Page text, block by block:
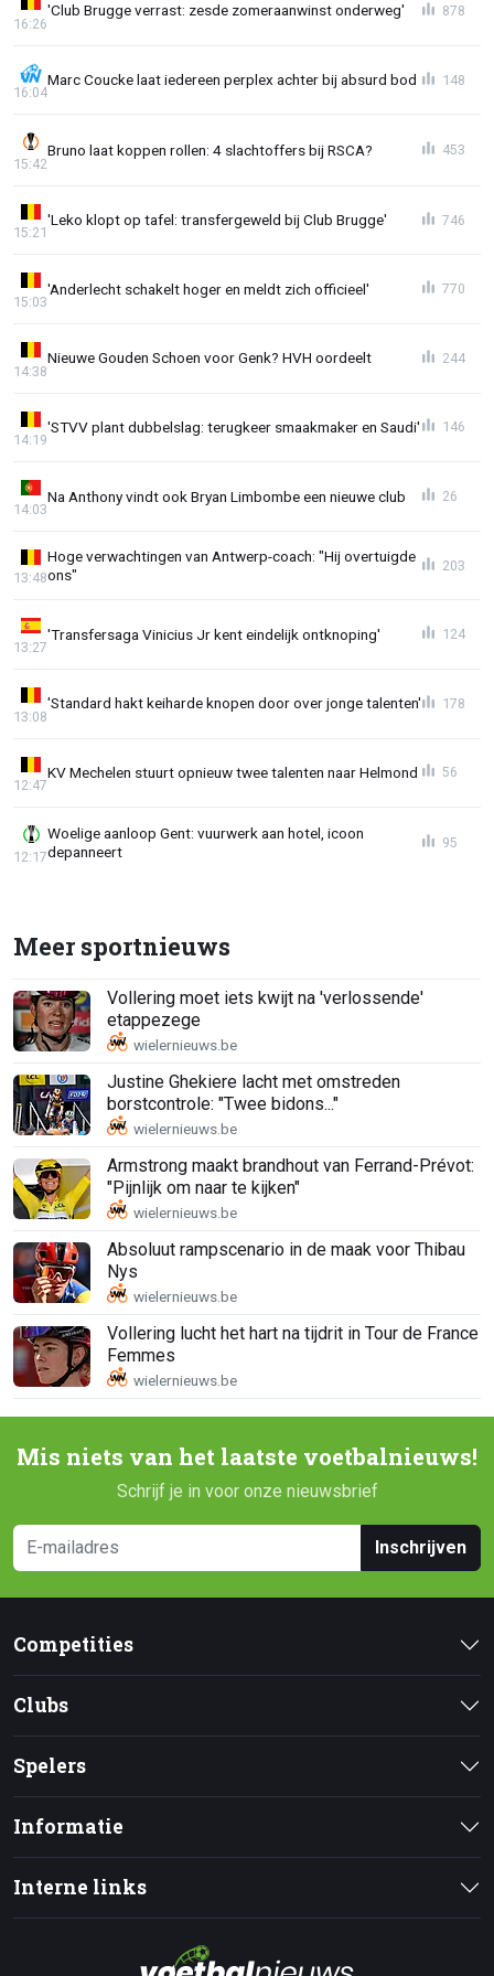
'Club Brugge verrast: zesde zomeraanwinst onderweg'
16:26
878
Marc Coucke laat iedereen perplex achter bij absurd bod
16:04
148
Bruno laat koppen rollen: 4 slachtoffers bij RSCA?
15:42
453
'Leko klopt op tafel: transfergeweld bij Club Brugge'
15:21
746
'Anderlecht schakelt hoger en meldt zich officieel'
15:03
770
Nieuwe Gouden Schoen voor Genk? HVH oordeelt
14:38
244
'STVV plant dubbelslag: terugkeer smaakmaker en Saudi'
14:19
146
Na Anthony vindt ook Bryan Limbombe een nieuwe club
14:03
26
Hoge verwachtingen van Antwerp-coach: "Hij overtuigde
ons"
13:48
203
'Transfersaga Vinicius Jr kent eindelijk ontknoping'
13:27
124
'Standard hakt keiharde knopen door over jonge talenten'
13:08
178
KV Mechelen stuurt opnieuw twee talenten naar Helmond
12:47
56
Woelige aanloop Gent: vuurwerk aan hotel, icoon
depanneert
12:17
95
Meer sportnieuws
Vollering moet iets kwijt na 'verlossende'
etappezege
Justine Ghekiere lacht met omstreden
borstcontrole: "Twee bidons..."
Armstrong maakt brandhout van Ferrand-Prévot:
"Pijnlijk om naar te kijken"
Absoluut rampscenario in de maak voor Thibau
Nys
Vollering lucht het hart na tijdrit in Tour de France
Femmes
Mis niets van het laatste voetbalnieuws!
Schrijf je in voor onze nieuwsbrief
Inschrijven
Competities
Clubs
Spelers
Informatie
Interne links